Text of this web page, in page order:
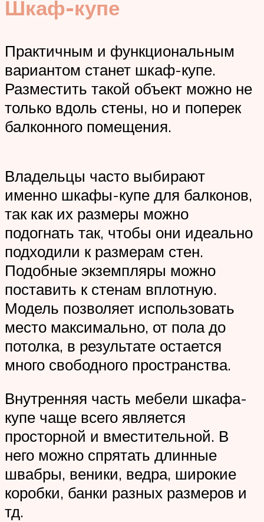
Шкаф-купе
Практичным и функциональным
вариантом станет шкаф-купе.
Разместить такой объект можно не
только вдоль стены, но и поперек
балконного помещения.
Владельцы часто выбирают
именно шкафы-купе для балконов,
так как их размеры можно
подогнать так, чтобы они идеально
подходили к размерам стен.
Подобные экземпляры можно
поставить к стенам вплотную.
Модель позволяет использовать
место максимально, от пола до
потолка, в результате остается
много свободного пространства.
Внутренняя часть мебели шкафа-
купе чаще всего является
просторной и вместительной. В
него можно спрятать длинные
швабры, веники, ведра, широкие
коробки, банки разных размеров и
тд.